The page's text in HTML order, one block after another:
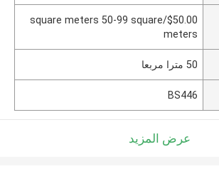
$50.00/square meters 50-99 square
meters
50 مترا مربعا
BS446
عرض المزيد